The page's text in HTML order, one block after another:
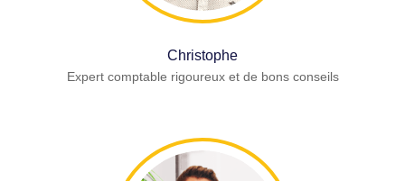
Christophe
Expert comptable rigoureux et de bons conseils